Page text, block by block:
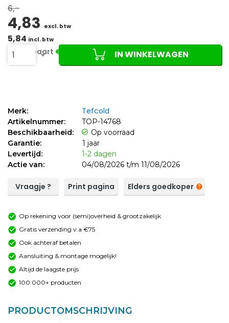
6,-
4,83 excl. btw
5,84 incl. btw
Je bespaart €1,17 (20%)
1 IN WINKELWAGEN
Merk: Tefcold
Artikelnummer:
TOP-14768
Beschikbaarheid:
Op voorraad
Garantie:
1 jaar
Levertijd:
1-2 dagen
Actie van:
04/08/2026 t/m 11/08/2026
Vraagje ? Print pagina Elders goedkoper
Op rekening voor (semi)overheid & grootzakelijk
Gratis verzending v.a €75
Ook achteraf betalen
Aansluiting & montage mogelijk!
Altijd de laagste prijs
100.000+ producten
PRODUCTOMSCHRIJVING